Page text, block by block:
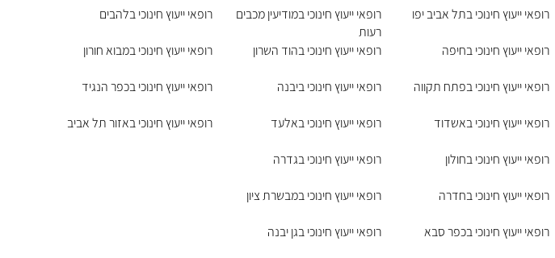
רופאי ייעוץ חינוכי בתל אביב יפו
רופאי ייעוץ חינוכי בחיפה
רופאי ייעוץ חינוכי בפתח תקווה
רופאי ייעוץ חינוכי באשדוד
רופאי ייעוץ חינוכי בחולון
רופאי ייעוץ חינוכי בחדרה
רופאי ייעוץ חינוכי בכפר סבא
רופאי ייעוץ חינוכי במודיעין מכבים
רעות
רופאי ייעוץ חינוכי בהוד השרון
רופאי ייעוץ חינוכי ביבנה
רופאי ייעוץ חינוכי באלעד
רופאי ייעוץ חינוכי בגדרה
רופאי ייעוץ חינוכי במבשרת ציון
רופאי ייעוץ חינוכי בגן יבנה
רופאי ייעוץ חינוכי בלהבים
רופאי ייעוץ חינוכי במבוא חורון
רופאי ייעוץ חינוכי בכפר הנגיד
רופאי ייעוץ חינוכי באזור תל אביב